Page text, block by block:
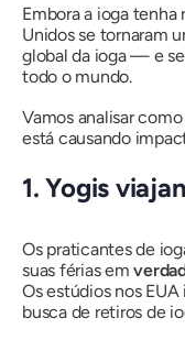
Embora a ioga tenha
Unidos se tornaram
global da ioga — e
todo o mundo.
Vamos analisar
está causando
1. Yogis
Os praticantes de
suas férias em
Os estúdios nos
busca de retiros de